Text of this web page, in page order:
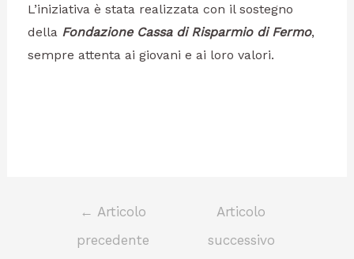
L’iniziativa è stata realizzata con il sostegno
della Fondazione Cassa di Risparmio di Fermo,
sempre attenta ai giovani e ai loro valori.
← Articolo
precedente
Articolo
successivo